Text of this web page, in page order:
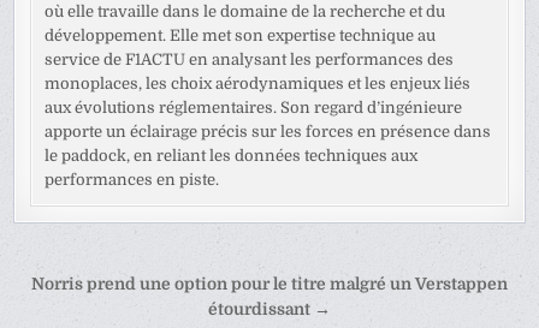
où elle travaille dans le domaine de la recherche et du
développement. Elle met son expertise technique au
service de F1ACTU en analysant les performances des
monoplaces, les choix aérodynamiques et les enjeux liés
aux évolutions réglementaires. Son regard d’ingénieure
apporte un éclairage précis sur les forces en présence dans
le paddock, en reliant les données techniques aux
performances en piste.
Navigation
Norris prend une option pour le titre malgré un Verstappen
étourdissant →